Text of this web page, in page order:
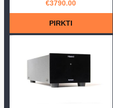
€3790.00
PIRKTI